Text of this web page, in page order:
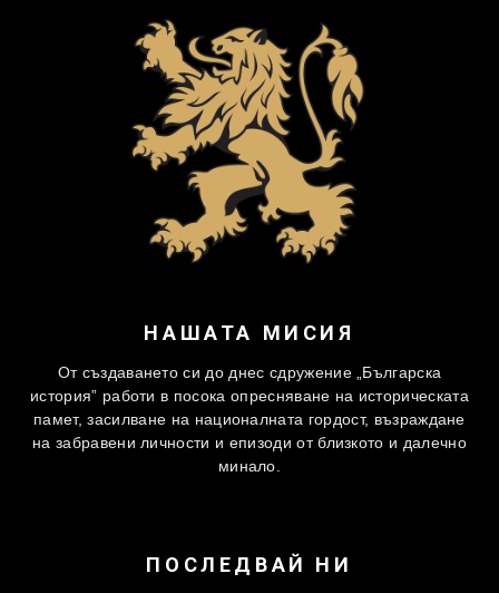
НАШАТА МИСИЯ
От създаването си до днес сдружение „Българска
история” работи в посока опресняване на историческата
памет, засилване на националната гордост, възраждане
на забравени личности и епизоди от близкото и далечно
минало.
ПОСЛЕДВАЙ НИ